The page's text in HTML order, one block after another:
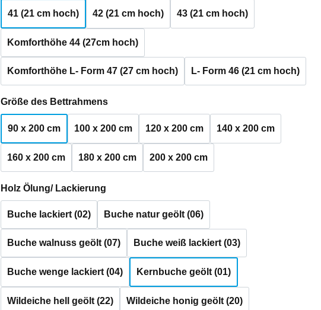
41 (21 cm hoch) 42 (21 cm hoch) 43 (21 cm hoch)
Komforthöhe 44 (27cm hoch)
Komforthöhe L- Form 47 (27 cm hoch) L- Form 46 (21 cm hoch)
Größe des Bettrahmensauswählen
90 x 200 cm 100 x 200 cm 120 x 200 cm 140 x 200 cm
160 x 200 cm 180 x 200 cm 200 x 200 cm
Holz Ölung/ Lackierung
Buche lackiert (02) Buche natur geölt (06)
Buche walnuss geölt (07) Buche weiß lackiert (03)
Buche wenge lackiert (04) Kernbuche geölt (01)
Wildeiche hell geölt (22) Wildeiche honig geölt (20)